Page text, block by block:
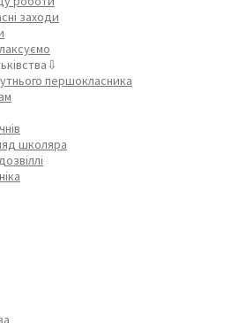
заходи
першокласника
школяра